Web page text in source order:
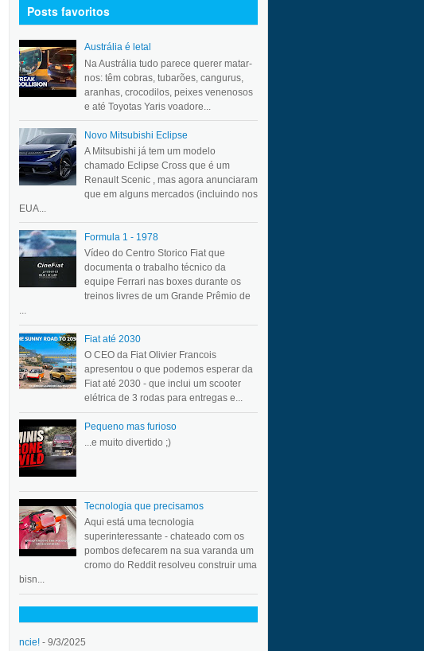
Posts favoritos
Austrália é letal
Na Austrália tudo parece querer matar-
nos: têm cobras, tubarões, cangurus,
aranhas, crocodilos, peixes venenosos
e até Toyotas Yaris voadore...
Novo Mitsubishi Eclipse
A Mitsubishi já tem um modelo
chamado Eclipse Cross que é um
Renault Scenic , mas agora anunciaram
que em alguns mercados (incluindo nos
EUA...
Formula 1 - 1978
Vídeo do Centro Storico Fiat que
documenta o trabalho técnico da
equipe Ferrari nas boxes durante os
treinos livres de um Grande Prêmio de
...
Fiat até 2030
O CEO da Fiat Olivier Francois
apresentou o que podemos esperar da
Fiat até 2030 - que inclui um scooter
elétrica de 3 rodas para entregas e...
Pequeno mas furioso
...e muito divertido ;)
Tecnologia que precisamos
Aqui está uma tecnologia
superinteressante - chateado com os
pombos defecarem na sua varanda um
cromo do Reddit resolveu construir uma
bisn...
ncie! - 9/3/2025